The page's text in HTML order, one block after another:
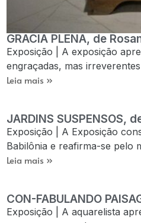
GRACIA PLENA, de
Exposição | A exposição
engraçadas, mas
Leia mais »
JARDINS SUSPENSOS,
Exposição | A Exposição
Babilônia e reafirma-se pelo
Leia mais »
CON-FABULANDO
Exposição | A aquarelista